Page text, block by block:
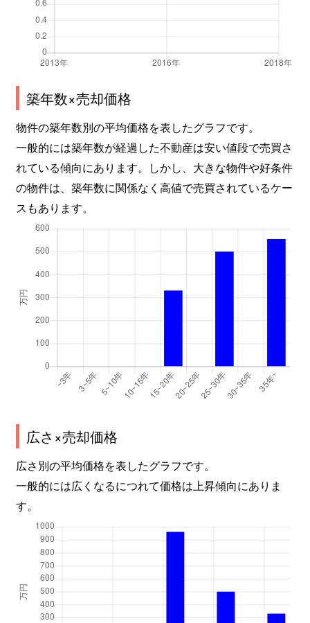
築年数×売却価格
物件の築年数別の平均価格を表したグラフです。
一般的には築年数が経過した不動産は安い値段で売買さ
れている傾向にあります。しかし、大きな物件や好条件
の物件は、築年数に関係なく高値で売買されているケー
スもあります。
広さ×売却価格
広さ別の平均価格を表したグラフです。
一般的には広くなるにつれて価格は上昇傾向にありま
す。